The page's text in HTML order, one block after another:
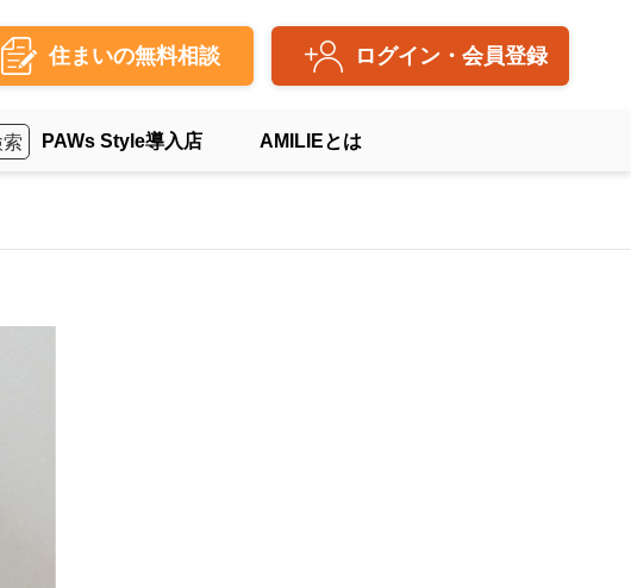
住まいの無料相談 ログイン・会員登録
PAWs Style導入店 AMILIEとは